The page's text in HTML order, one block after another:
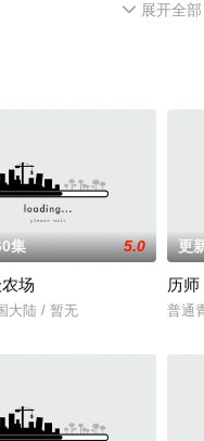
 展开全部
集 5.0
场
大陆 / 暂无
更
历师
普通